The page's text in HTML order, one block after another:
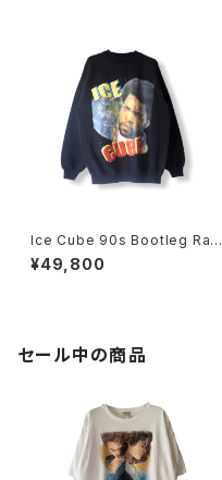
Ice Cube 90s Bootleg Rap
Tee Style Crewneck Swea
tshirt
¥49,800
セール中の商品